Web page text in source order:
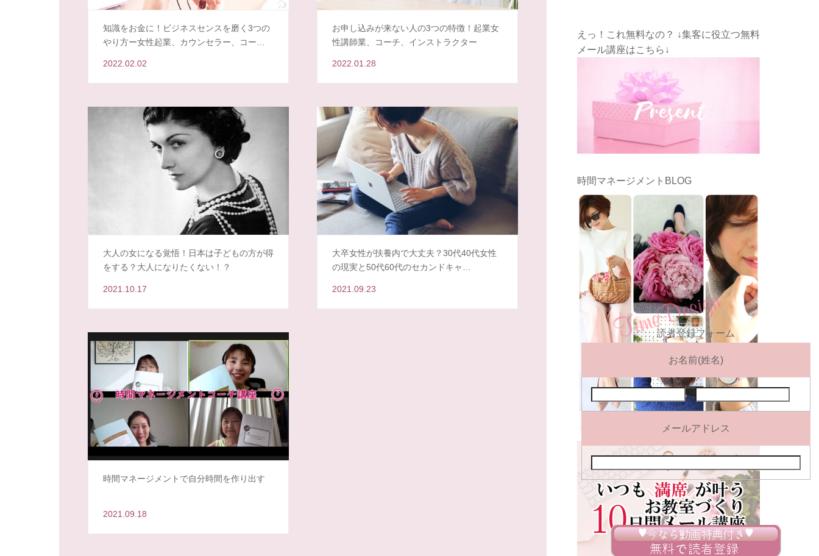
知識をお金に！ビジネスセンスを磨く3つの
やり方ー女性起業、カウンセラー、コー…
2022.02.02
お申し込みが来ない人の3つの特徴！起業女
性講師業、コーチ、インストラクター
2022.01.28
大人の女になる覚悟！日本は子どもの方が得
をする？大人になりたくない！？
2021.10.17
大卒女性が扶養内で大丈夫？30代40代女性
の現実と50代60代のセカンドキャ…
2021.09.23
時間マネージメントで自分時間を作り出す
2021.09.18
えっ！これ無料なの？ ↓集客に役立つ無料
メール講座はこちら↓
時間マネージメントBLOG
読者登録フォーム
お名前(姓名)
メールアドレス